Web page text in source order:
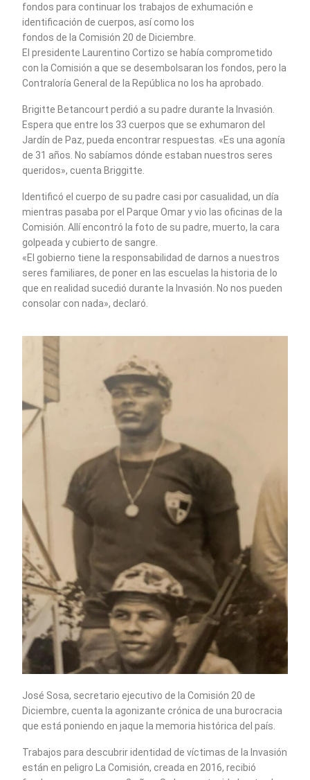
fondos para continuar los trabajos de exhumación e
identificación de cuerpos, así como los
fondos de la Comisión 20 de Diciembre.
El presidente Laurentino Cortizo se había comprometido
con la Comisión a que se desembolsaran los fondos, pero la
Contraloría General de la República no los ha aprobado.
Brigitte Betancourt perdió a su padre durante la Invasión.
Espera que entre los 33 cuerpos que se exhumaron del
Jardín de Paz, pueda encontrar respuestas. «Es una agonía
de 31 años. No sabíamos dónde estaban nuestros seres
queridos», cuenta Briggitte.
Identificó el cuerpo de su padre casi por casualidad, un día
mientras pasaba por el Parque Omar y vio las oficinas de la
Comisión. Allí encontró la foto de su padre, muerto, la cara
golpeada y cubierto de sangre.
«El gobierno tiene la responsabilidad de darnos a nuestros
seres familiares, de poner en las escuelas la historia de lo
que en realidad sucedió durante la Invasión. No nos pueden
consolar con nada», declaró.
José Sosa, secretario ejecutivo de la Comisión 20 de
Diciembre, cuenta la agonizante crónica de una burocracia
que está poniendo en jaque la memoria histórica del país.
Trabajos para descubrir identidad de víctimas de la Invasión
están en peligro La Comisión, creada en 2016, recibió